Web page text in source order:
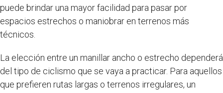
puede brindar una mayor facilidad para pasar por
espacios estrechos o maniobrar en terrenos más
técnicos.
La elección entre un manillar ancho o estrecho dependerá
del tipo de ciclismo que se vaya a practicar. Para aquellos
que prefieren rutas largas o terrenos irregulares, un